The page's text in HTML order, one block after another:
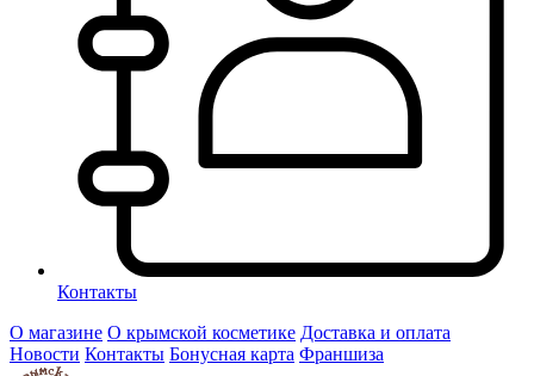
Контакты
О магазине О крымской косметике Доставка и оплата
Новости Контакты Бонусная карта Франшиза